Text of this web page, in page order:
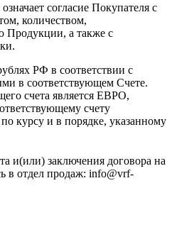
согласие Покупателя с
количеством,
Продукции, а также с
РФ в соответствии с
в соответствующем Счете.
счета является ЕВРО,
cчету
курсу и в порядке, указанному
и(или) заключения договора на
в отдел продаж: info@vrf-